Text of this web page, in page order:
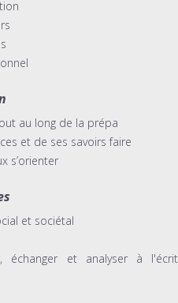
au long de la prépa
et de ses savoirs faire
s’orienter
et sociétal
échanger et analyser à l'écrit